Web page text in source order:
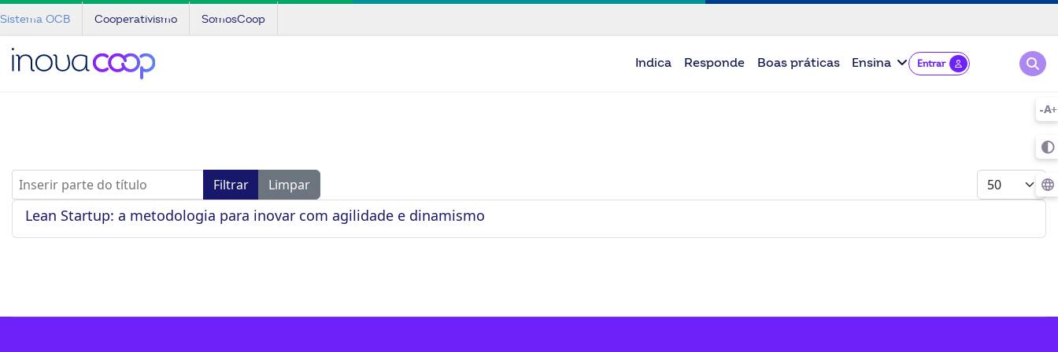
Sistema OCB Cooperativismo SomosCoop
Indica Responde Boas práticas Ensina Entrar
Inserir parte do título Filtrar Limpar Mostrar #
Lean Startup: a metodologia para inovar com agilidade e dinamismo